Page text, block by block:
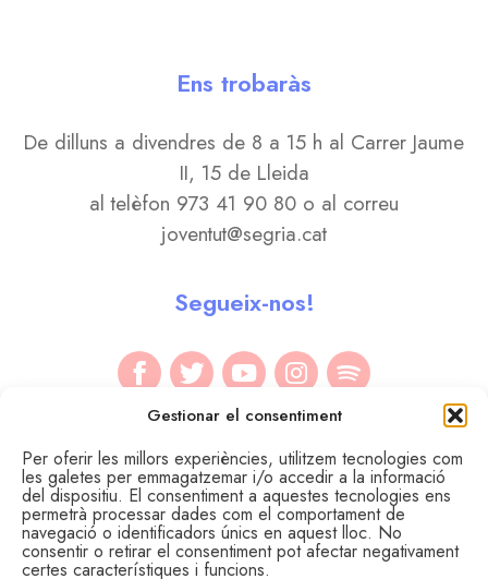
Gestionar el consentiment
Per oferir les millors experiències, utilitzem tecnologies com
les galetes per emmagatzemar i/o accedir a la informació
del dispositiu. El consentiment a aquestes tecnologies ens
permetrà processar dades com el comportament de
navegació o identificadors únics en aquest lloc. No
consentir o retirar el consentiment pot afectar negativament
certes característiques i funcions.
Ens trobaràs
De dilluns a divendres de 8 a 15 h al Carrer Jaume
II, 15 de Lleida
al telèfon 973 41 90 80 o al correu
joventut@segria.cat
Segueix-nos!